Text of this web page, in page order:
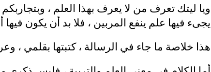
ويا ليتك تعرف من لا يعرف بهذا العلم ،
يجىء فيها علم ينفع المربين ، فلا بد أن يكون
هذا خلاصة ما جاء في الرسالة ، كتبتها بقلمي ،